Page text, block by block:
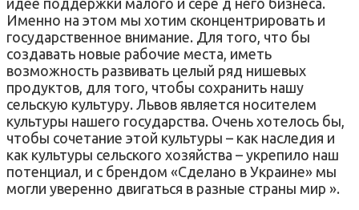
Именно на этом мы хотим сконцентрировать и
государственное внимание. Для того, что бы
создавать новые рабочие места, иметь
возможность развивать целый ряд нишевых
продуктов, для того, чтобы сохранить нашу
сельскую культуру. Львов является носителем
культуры нашего государства. Очень хотелось бы,
чтобы сочетание этой культуры – как наследия и
как культуры сельского хозяйства – укрепило наш
потенциал, и с брендом «Сделано в Украине» мы
могли уверенно двигаться в разные страны мир ».